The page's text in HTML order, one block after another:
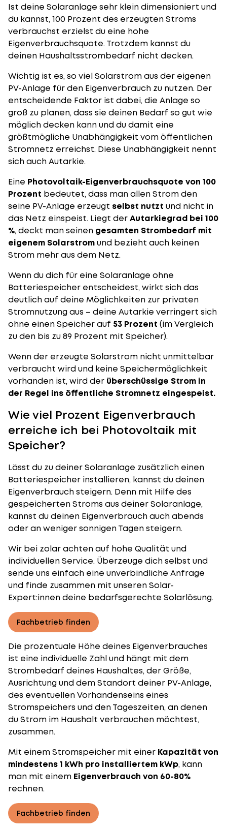
Ist deine Solaranlage sehr klein dimensioniert und
du kannst, 100 Prozent des erzeugten Stroms
verbrauchst erzielst du eine hohe
Eigenverbrauchsquote. Trotzdem kannst du
deinen Haushaltsstrombedarf nicht decken.
Wichtig ist es, so viel Solarstrom aus der eigenen
PV-Anlage für den Eigenverbrauch zu nutzen. Der
entscheidende Faktor ist dabei, die Anlage so
groß zu planen, dass sie deinen Bedarf so gut wie
möglich decken kann und du damit eine
größtmögliche Unabhängigkeit vom öffentlichen
Stromnetz erreichst. Diese Unabhängigkeit nennt
sich auch Autarkie.
Eine Photovoltaik-Eigenverbrauchsquote von 100
Prozent bedeutet, dass man allen Strom den
seine PV-Anlage erzeugt selbst nutzt und nicht in
das Netz einspeist. Liegt derAutarkiegrad bei 100
%, deckt man seinen gesamten Strombedarf mit
eigenem Solarstromund bezieht auch keinen
Strom mehr aus dem Netz.
Wenn du dich für eine Solaranlage ohne
Batteriespeicher entscheidest, wirkt sich das
deutlich auf deine Möglichkeiten zur privaten
Stromnutzung aus – deine Autarkie verringert sich
ohne einen Speicher auf 53 Prozent (im Vergleich
zu den bis zu 89 Prozent mit Speicher).
Wenn der erzeugte Solarstrom nicht unmittelbar
verbraucht wird und keine Speichermöglichkeit
vorhanden ist, wird der überschüssige Strom in
der Regel ins öffentliche Stromnetz eingespeist.
Wie viel Prozent Eigenverbrauch
erreiche ich bei Photovoltaik mit
Speicher?
Lässt du zu deiner Solaranlage zusätzlich einen
Batteriespeicher installieren, kannst du deinen
Eigenverbrauch steigern. Denn mit Hilfe des
gespeicherten Stroms aus deiner Solaranlage,
kannst du deinen Eigenverbrauch auch abends
oder an weniger sonnigen Tagen steigern.
Wir bei zolar achten auf hohe Qualität und
individuellen Service. Überzeuge dich selbst und
sende uns einfach eine unverbindliche Anfrage
und finde zusammen mit unseren Solar-
Expert:innen deine bedarfsgerechte Solarlösung.
Fachbetrieb finden
Die prozentuale Höhe deines Eigenverbrauches
ist eine individuelle Zahl und hängt mit dem
Strombedarf deines Haushaltes, derGröße,
Ausrichtung und dem Standort deiner PV-Anlage,
des eventuellen Vorhandenseins eines
Stromspeichers und den Tageszeiten, an denen
du Strom im Haushalt verbrauchen möchtest,
zusammen.
Mit einem Stromspeicher mit einer Kapazität von
mindestens 1 kWh pro installiertem kWp, kann
man mit einem Eigenverbrauch von 60-80%
rechnen.
Fachbetrieb finden